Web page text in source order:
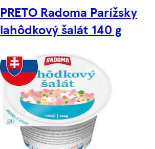
PRETO Radoma Parížsky
lahôdkový šalát 140 g